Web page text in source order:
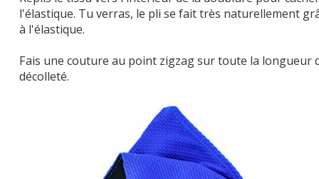
l'élastique. Tu verras, le pli se fait très naturellement
à l'élastique.
Fais une couture au point zigzag sur toute la longueur
décolleté.